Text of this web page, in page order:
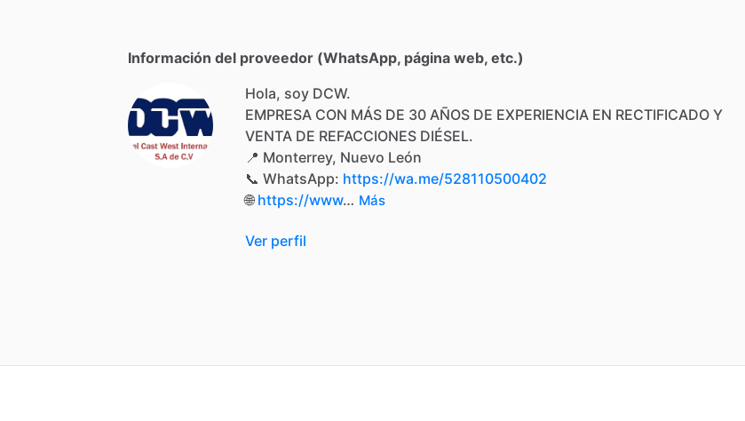
Información del proveedor (WhatsApp, página web, etc.)
Hola, soy DCW.
EMPRESA CON MÁS DE 30 AÑOS DE EXPERIENCIA EN RECTIFICADO Y
VENTA DE REFACCIONES DIÉSEL.
📍 Monterrey, Nuevo León
📞 WhatsApp: https://wa.me/528110500402
🌐 https://www… Más
Ver perfil